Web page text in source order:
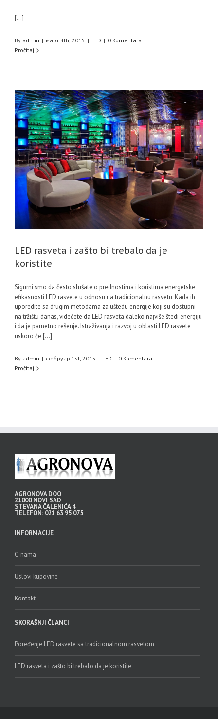
[…]
By admin | март 4th, 2015 | LED | 0 Komentara
Pročitaj
LED rasveta i zašto bi trebalo da je
koristite
Sigurni smo da često slušate o prednostima i koristima energetske
efikasnosti LED rasvete u odnosu na tradicionalnu rasvetu. Kada ih
uporedite sa drugim metodama za uštedu energije koji su dostupni
na tržištu danas, videćete da LED rasveta daleko najviše štedi energiju
i da je pametno rešenje. Istraživanja i razvoj u oblasti LED rasvete
uskoro će […]
By admin | фебруар 1st, 2015 | LED | 0 Komentara
Pročitaj
AGRONOVA DOO
21000 NOVI SAD
STEVANA ČALENIĆA 4
TELEFON: 021 63 95 075
INFORMACIJE
O nama
Uslovi kupovine
Kontakt
SKORAŠNJI ČLANCI
Poređenje LED rasvete sa tradicionalnom rasvetom
LED rasveta i zašto bi trebalo da je koristite